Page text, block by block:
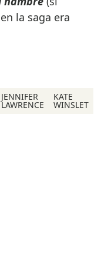
la saga era
JENNIFER
LAWRENCE
KATE
WINSLET